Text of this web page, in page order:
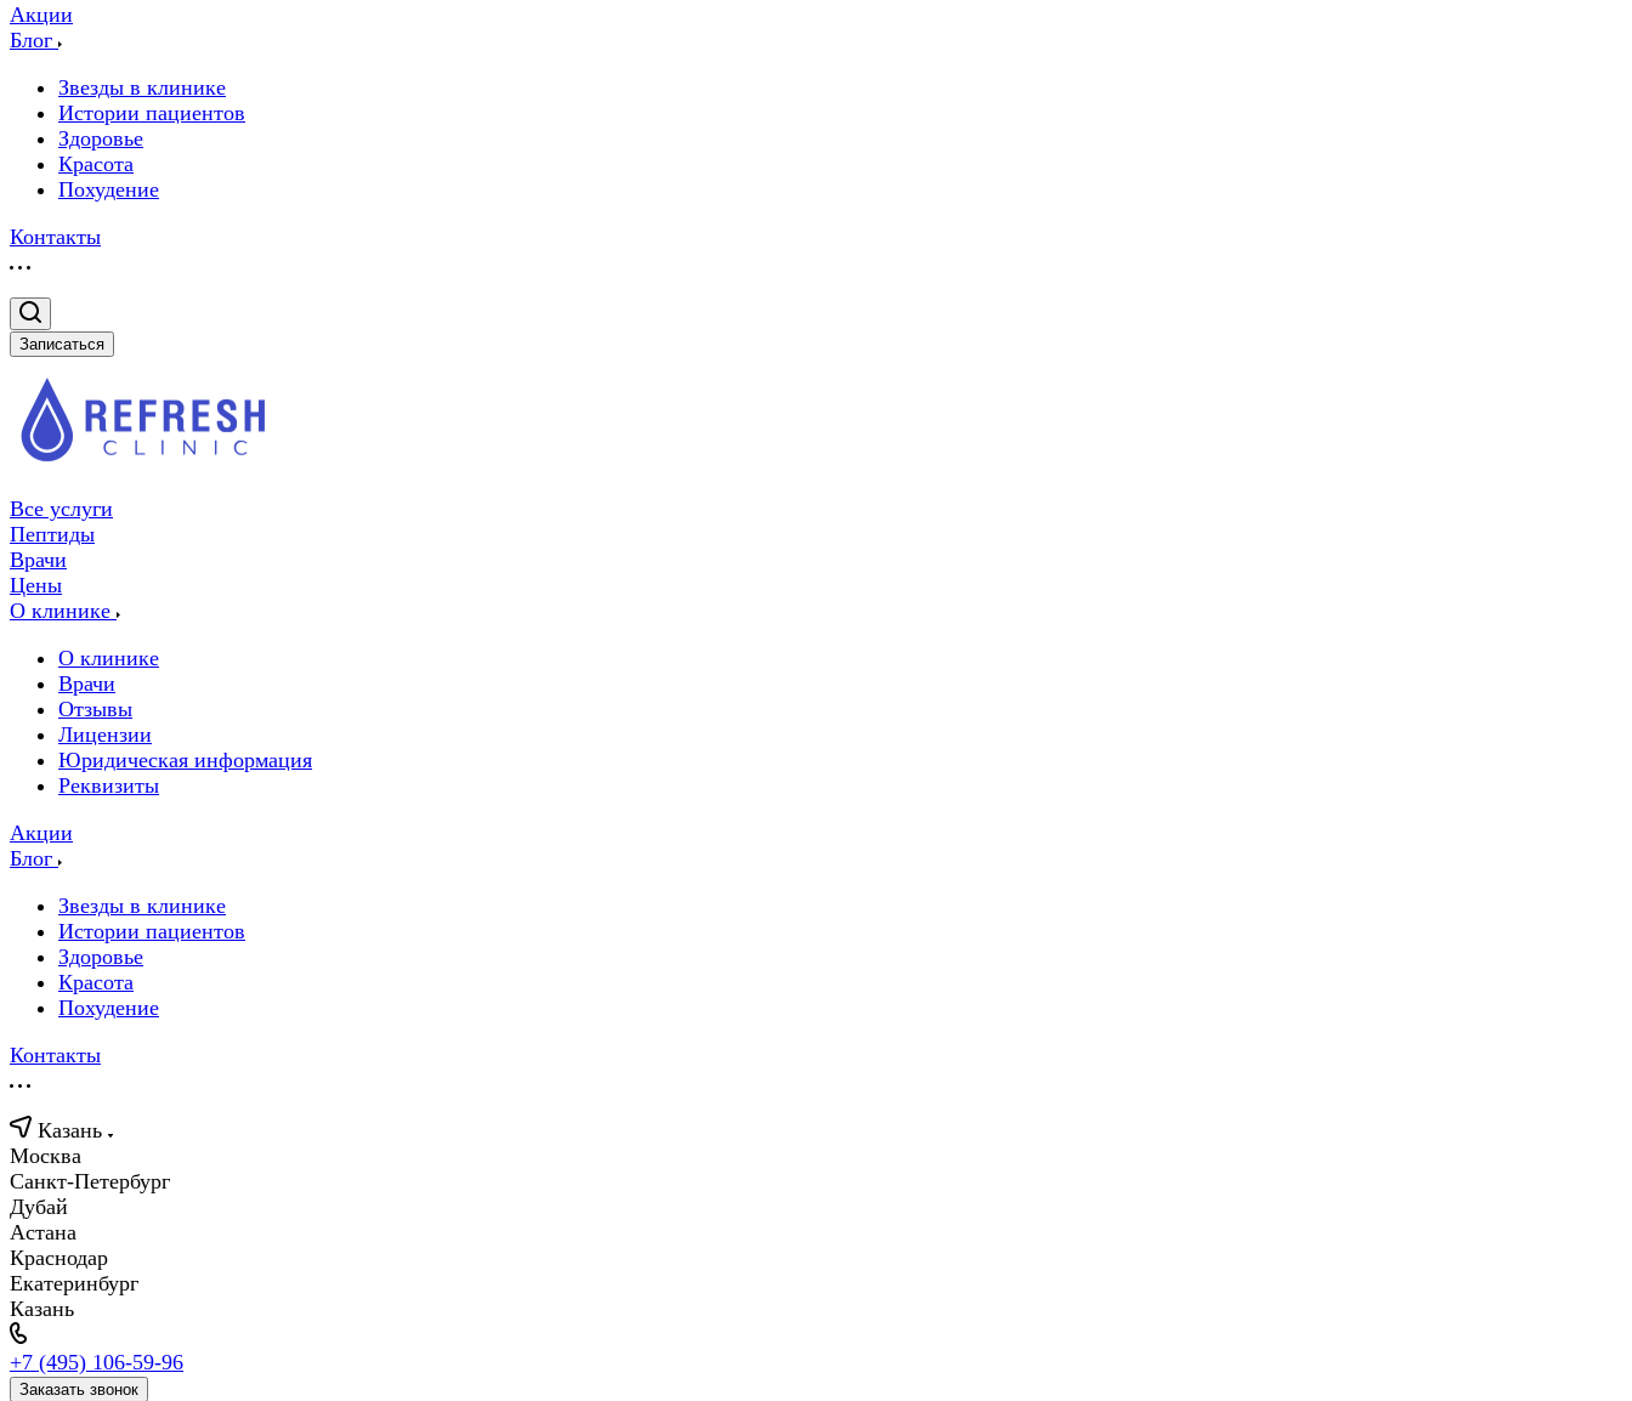
Акции
Блог
Звезды в клинике
Истории пациентов
Здоровье
Красота
Похудение
Контакты
Записаться
Все услуги
Пептиды
Врачи
Цены
О клинике
О клинике
Врачи
Отзывы
Лицензии
Юридическая информация
Реквизиты
Акции
Блог
Звезды в клинике
Истории пациентов
Здоровье
Красота
Похудение
Контакты
Казань
Москва
Санкт-Петербург
Дубай
Астана
Краснодар
Екатеринбург
Казань
+7 (495) 106-59-96
Заказать звонок